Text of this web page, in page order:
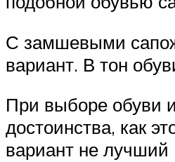
С замшевыми
вариант. В тон
При выборе обуви
достоинства, как
вариант не лучший